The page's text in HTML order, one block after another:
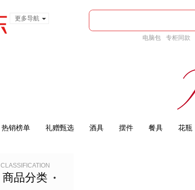
更多导航
电脑包 专柜同款
热销榜单 礼赠甄选 酒具 摆件 餐具 花瓶
CLASSIFICATION
商品分类